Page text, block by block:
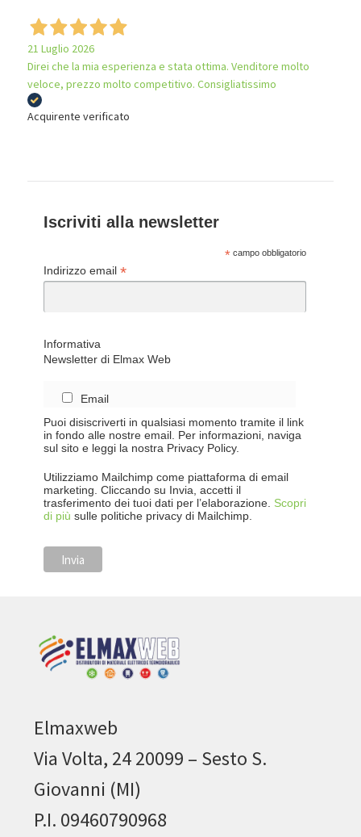
21 Luglio 2026
Direi che la mia esperienza e stata ottima. Venditore molto
veloce, prezzo molto competitivo. Consigliatissimo
Acquirente verificato
Iscriviti alla newsletter
* campo obbligatorio
Indirizzo email *
Informativa
Newsletter di Elmax Web
Email
Puoi disiscriverti in qualsiasi momento tramite il link
in fondo alle nostre email. Per informazioni, naviga
sul sito e leggi la nostra Privacy Policy.
Utilizziamo Mailchimp come piattaforma di email
marketing. Cliccando su Invia, accetti il
trasferimento dei tuoi dati per l’elaborazione. Scopri
di più sulle politiche privacy di Mailchimp.
Elmaxweb
Via Volta, 24 20099 – Sesto S.
Giovanni (MI)
P.I. 09460790968